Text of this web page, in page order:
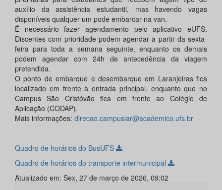
auxílio da assistência estudantil, mas havendo vagas
disponíveis qualquer um pode embarcar na van.
É necessário fazer agendamento pelo aplicativo eUFS.
Discentes com prioridade podem agendar a partir da sexta-
feira para toda a semana seguinte, enquanto os demais
podem agendar com 24h de antecedência da viagem
pretendida.
O ponto de embarque e desembarque em Laranjeiras fica
localizado em frente à entrada principal, enquanto que no
Campus São Cristóvão fica em frente ao Colégio de
Aplicação (CODAP).
Mais informações: direcao.campuslar@academico.ufs.br
Quadro de horários do BusUFS
Quadro de horários do transporte intermunicipal
Atualizado em: Sex, 27 de março de 2026, 09:02